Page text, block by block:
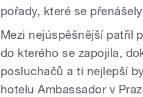
pořady, které se
Mezi nejúspěšnější patřil
do kterého se zapojila,
posluchačů a ti nejlepší
hotelu Ambassador v